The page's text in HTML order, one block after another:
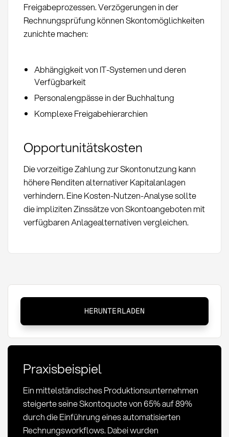
Freigabeprozessen. Verzögerungen in der
Rechnungsprüfung können Skontomöglichkeiten
zunichte machen:
Abhängigkeit von IT-Systemen und deren
Verfügbarkeit
Personalengpässe in der Buchhaltung
Komplexe Freigabehierarchien
Opportunitätskosten
Die vorzeitige Zahlung zur Skontonutzung kann
höhere Renditen alternativer Kapitalanlagen
verhindern. Eine Kosten-Nutzen-Analyse sollte
die impliziten Zinssätze von Skontoangeboten mit
verfügbaren Anlagealternativen vergleichen.
Skontoquote:
Definition,
Berechnung
und
im
Einkauf
HERUNTERLADEN
Praxisbeispiel
Ein mittelständisches Produktionsunternehmen
steigerte seine Skontoquote von 65% auf 89%
durch die Einführung eines automatisierten
Rechnungsworkflows. Dabei wurden